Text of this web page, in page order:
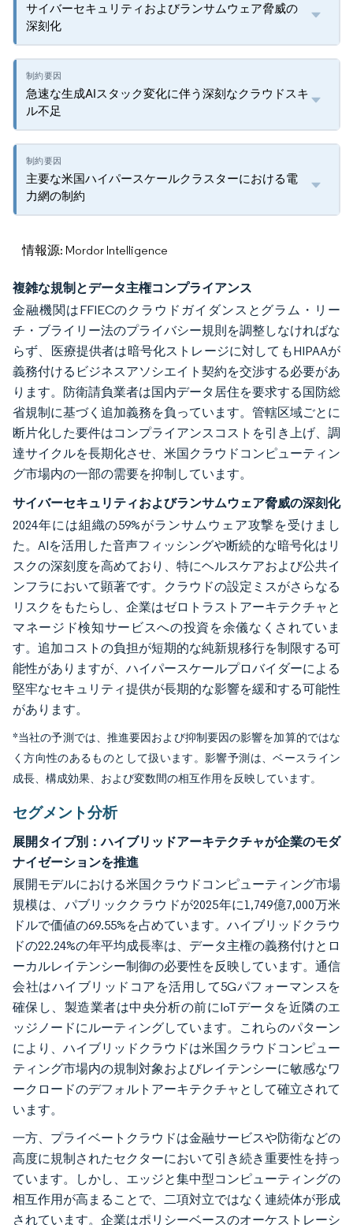
サイバーセキュリティおよびランサムウェア脅威の
深刻化
急速な生成AIスタック変化に伴う深刻なクラウドスキ
ル不足
主要な米国ハイパースケールクラスターにおける電
力網の制約
情報源: Mordor Intelligence
複雑な規制とデータ主権コンプライアンス
金融機関はFFIECのクラウドガイダンスとグラム・リー
チ・ブライリー法のプライバシー規則を調整しなければな
らず、医療提供者は暗号化ストレージに対してもHIPAAが
義務付けるビジネスアソシエイト契約を交渉する必要があ
ります。防衛請負業者は国内データ居住を要求する国防総
省規制に基づく追加義務を負っています。管轄区域ごとに
断片化した要件はコンプライアンスコストを引き上げ、調
達サイクルを長期化させ、米国クラウドコンピューティン
グ市場内の一部の需要を抑制しています。
サイバーセキュリティおよびランサムウェア脅威の深刻化
2024年には組織の59%がランサムウェア攻撃を受けまし
た。AIを活用した音声フィッシングや断続的な暗号化はリ
スクの深刻度を高めており、特にヘルスケアおよび公共イ
ンフラにおいて顕著です。クラウドの設定ミスがさらなる
リスクをもたらし、企業はゼロトラストアーキテクチャと
マネージド検知サービスへの投資を余儀なくされていま
す。追加コストの負担が短期的な純新規移行を制限する可
能性がありますが、ハイパースケールプロバイダーによる
堅牢なセキュリティ提供が長期的な影響を緩和する可能性
があります。
*当社の予測では、推進要因および抑制要因の影響を加算的ではな
く方向性のあるものとして扱います。影響予測は、ベースライン
成長、構成効果、および変数間の相互作用を反映しています。
セグメント分析
展開タイプ別：ハイブリッドアーキテクチャが企業のモダ
ナイゼーションを推進
展開モデルにおける米国クラウドコンピューティング市場
規模は、パブリッククラウドが2025年に1,749億7,000万米
ドルで価値の69.55%を占めています。ハイブリッドクラウ
ドの22.24%の年平均成長率は、データ主権の義務付けとロ
ーカルレイテンシー制御の必要性を反映しています。通信
会社はハイブリッドコアを活用して5Gパフォーマンスを
確保し、製造業者は中央分析の前にIoTデータを近隣のエ
ッジノードにルーティングしています。これらのパターン
により、ハイブリッドクラウドは米国クラウドコンピュー
ティング市場内の規制対象およびレイテンシーに敏感なワ
ークロードのデフォルトアーキテクチャとして確立されて
います。
一方、プライベートクラウドは金融サービスや防衛などの
高度に規制されたセクターにおいて引き続き重要性を持っ
ています。しかし、エッジと集中型コンピューティングの
相互作用が高まることで、二項対立ではなく連続体が形成
されています。企業はポリシーベースのオーケストレーシ